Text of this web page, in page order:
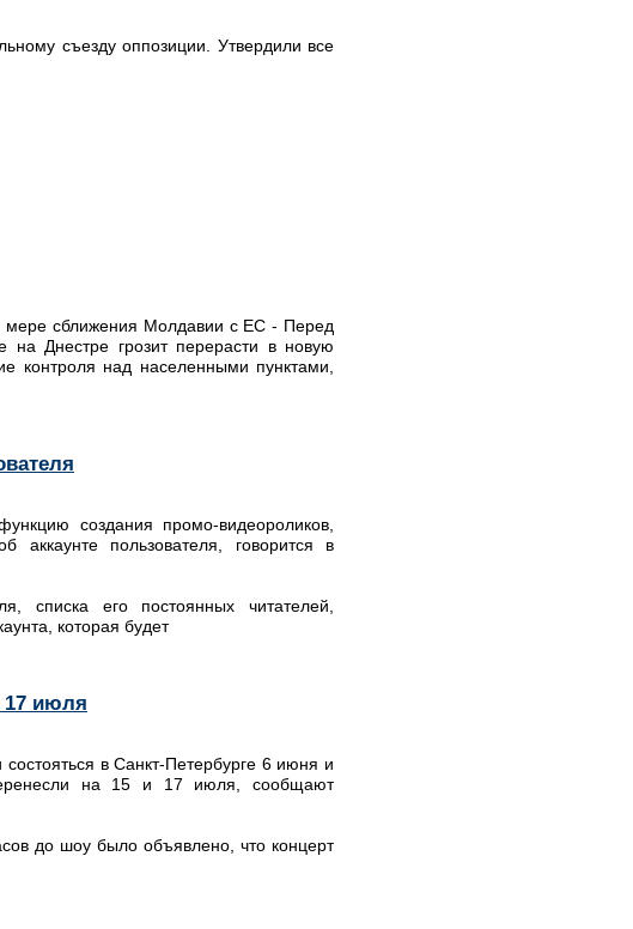
съезду оппозиции. Утвердили все
мере сближения Молдавии с ЕС - Перед
на Днестре грозит перерасти в новую
контроля над населенными пунктами,
создания промо-видеороликов,
аккаунте пользователя, говорится в
списка его постоянных читателей,
которая будет
17 июля
в Санкт-Петербурге 6 июня и
на 15 и 17 июля, сообщают
до шоу было объявлено, что концерт